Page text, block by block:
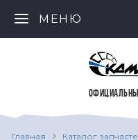
МЕНЮ
Главная Каталог